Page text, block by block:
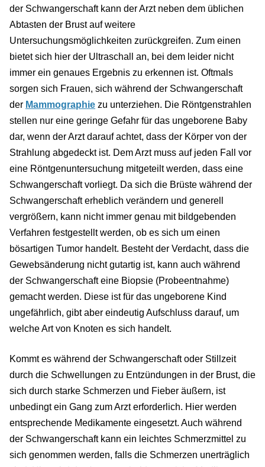
der Schwangerschaft kann der Arzt neben dem üblichen
Abtasten der Brust auf weitere
Untersuchungsmöglichkeiten zurückgreifen. Zum einen
bietet sich hier der Ultraschall an, bei dem leider nicht
immer ein genaues Ergebnis zu erkennen ist. Oftmals
sorgen sich Frauen, sich während der Schwangerschaft
der Mammographie zu unterziehen. Die Röntgenstrahlen
stellen nur eine geringe Gefahr für das ungeborene Baby
dar, wenn der Arzt darauf achtet, dass der Körper von der
Strahlung abgedeckt ist. Dem Arzt muss auf jeden Fall vor
eine Röntgenuntersuchung mitgeteilt werden, dass eine
Schwangerschaft vorliegt. Da sich die Brüste während der
Schwangerschaft erheblich verändern und generell
vergrößern, kann nicht immer genau mit bildgebenden
Verfahren festgestellt werden, ob es sich um einen
bösartigen Tumor handelt. Besteht der Verdacht, dass die
Gewebsänderung nicht gutartig ist, kann auch während
der Schwangerschaft eine Biopsie (Probeentnahme)
gemacht werden. Diese ist für das ungeborene Kind
ungefährlich, gibt aber eindeutig Aufschluss darauf, um
welche Art von Knoten es sich handelt.
Kommt es während der Schwangerschaft oder Stillzeit
durch die Schwellungen zu Entzündungen in der Brust, die
sich durch starke Schmerzen und Fieber äußern, ist
unbedingt ein Gang zum Arzt erforderlich. Hier werden
entsprechende Medikamente eingesetzt. Auch während
der Schwangerschaft kann ein leichtes Schmerzmittel zu
sich genommen werden, falls die Schmerzen unerträglich